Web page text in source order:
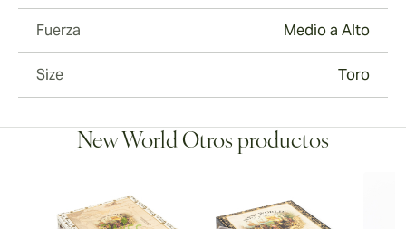
Fuerza Medio a Alto
Size Toro
New World Otros productos